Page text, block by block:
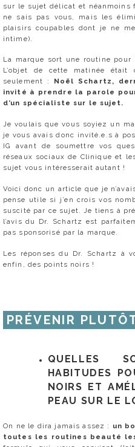
sur le sujet délicat et néanmoins
ne sais pas vous, mais les
plaisirs coupables dont je ne
intime).
La marque sort une routine
L’objet de cette matinée
seulement : Noël Schartz,
invité à prendre la parole
d’un spécialiste sur le sujet.
Je voulais que vous soyiez un
je vous avais donc invité.e.s à
IG avant de soumettre vos
réseaux sociaux de Clinique et
sujet vous intéresserait autant !
Voici donc un article que je
pense utile si j’en crois vos
suscité par ce sujet. Je tiens à
l’avis du Dr. Schartz est
pas sponsorisé par la marque.
Les réponses du Dr. Schartz à
enfin, des points noirs !
PRÉVENIR
QUELLES
HABITUDES
NOIRS ET
PEAU SUR LE
On ne le dira jamais assez : un
toutes les routines beauté